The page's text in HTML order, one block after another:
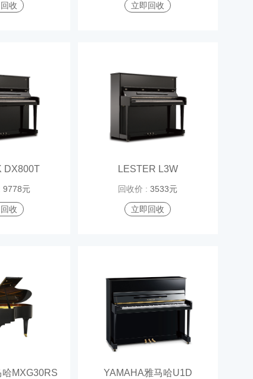
收 立即回收
DX800T
9778元
收
LESTER L3W
回收价 :3533元
立即回收
MXG30RS YAMAHA雅马哈U1D